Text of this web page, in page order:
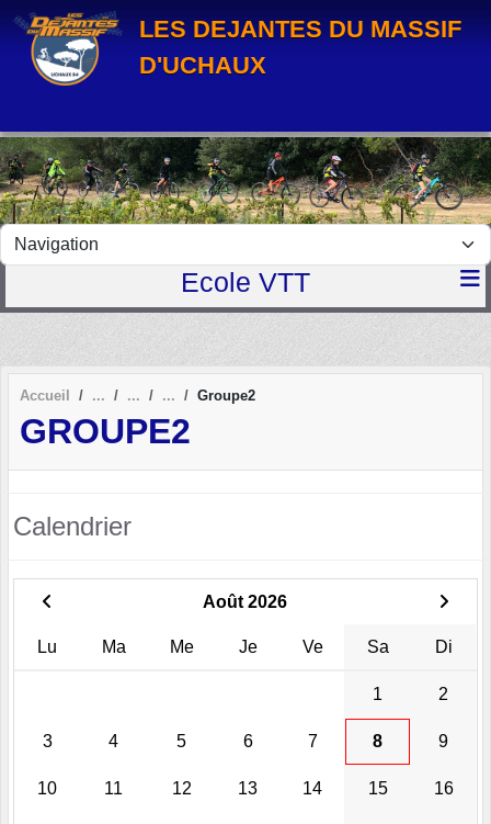
LES DEJANTES DU MASSIF
D'UCHAUX
Ecole VTT
Accueil Groupe2
GROUPE2
Calendrier
Août 2026
Lu Ma Me Je Ve Sa Di
1 2
3 4 5 6 7 8 9
10 11 12 13 14 15 16
Panneau de gestion des cookies